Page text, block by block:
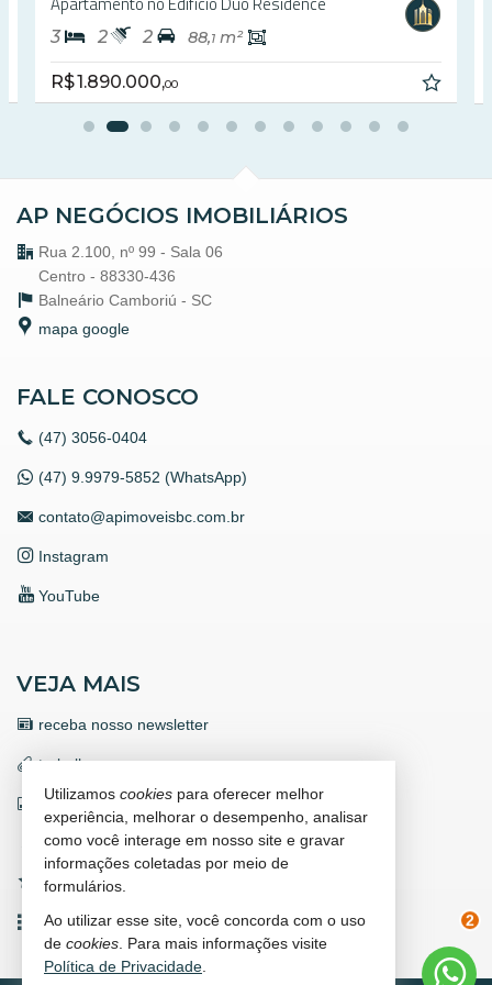
3 2 2 88,1 m²
R$ 1.890.000,00
AP NEGÓCIOS IMOBILIÁRIOS
Rua 2.100, nº 99 - Sala 06
Centro - 88330-436
Balneário Camboriú - SC
mapa google
FALE CONOSCO
(47) 3056-0404
(47) 9.9979-5852 (WhatsApp)
contato@apimoveisbc.com.br
Instagram
YouTube
VEJA MAIS
receba nosso newsletter
trabalhe conosco
indicadores financeiros
cadastre seu imóvel
imóveis favoritos
mapa de imóveis
Utilizamos cookies para oferecer melhor
experiência, melhorar o desempenho, analisar
como você interage em nosso site e gravar
informações coletadas por meio de
formulários.
Ao utilizar esse site, você concorda com o uso
de cookies . Para mais informações visite
Política de Privacidade